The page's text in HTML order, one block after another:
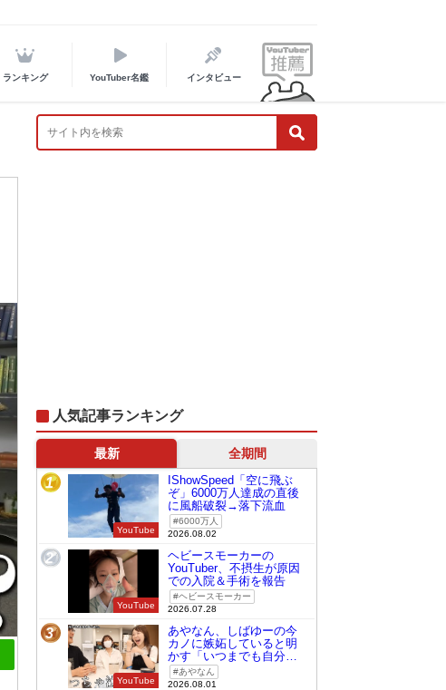
ランキング YouTuber名鑑 インタビュー
人気記事ランキング
最新 全期間
1
YouTube
IShowSpeed「空に飛ぶ
ぞ」6000万人達成の直後
に風船破裂→落下流血
6000万人
2026.08.02
2
YouTube
ヘビースモーカーの
YouTuber、不摂生が原因
での入院＆手術を報告
ヘビースモーカー
2026.07.28
3
YouTube
あやなん、しばゆーの今
カノに嫉妬していると明
かす「いつまでも自分の
ものみたいに…」
あやなん
2026.08.01